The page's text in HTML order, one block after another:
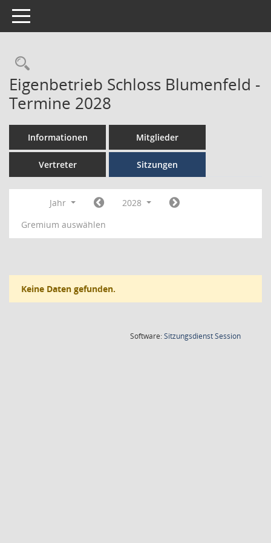
Toggle navigation
Eigenbetrieb Schloss Blumenfeld -
Termine 2028
Informationen Mitglieder
Vertreter Sitzungen
Jahr
2028
Gremium auswählen
Keine Daten gefunden.
Software:SitzungsdienstSession(Wird in